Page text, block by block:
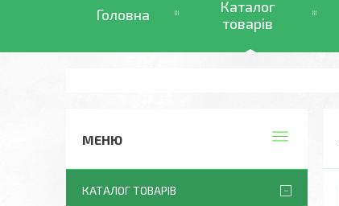
Головна
Каталог
товарів
КАТАЛОГ ТОВАРІВ